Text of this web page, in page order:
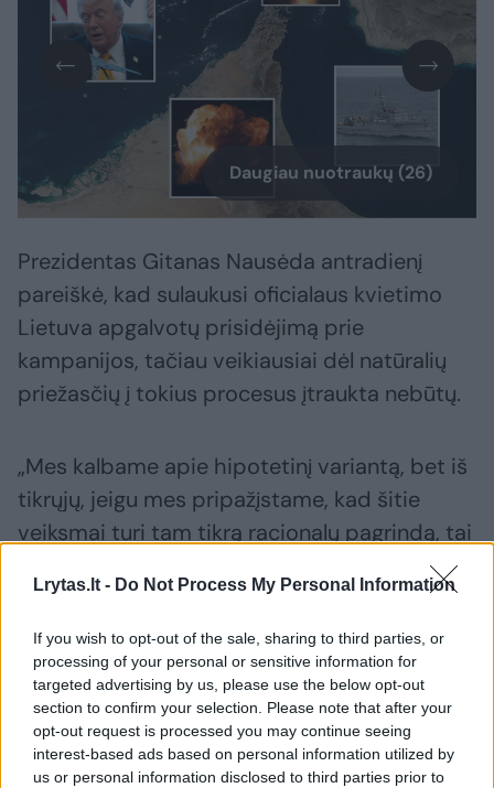
Lrytas.lt - Do Not Process My Personal Information
If you wish to opt-out of the sale, sharing to third parties, or
processing of your personal or sensitive information for
targeted advertising by us, please use the below opt-out
section to confirm your selection. Please note that after your
opt-out request is processed you may continue seeing
interest-based ads based on personal information utilized by
us or personal information disclosed to third parties prior to
Daugiau nuotraukų (26)
Prezidentas Gitanas Nausėda antradienį
pareiškė, kad sulaukusi oficialaus kvietimo
Lietuva apgalvotų prisidėjimą prie
kampanijos, tačiau veikiausiai dėl natūralių
priežasčių į tokius procesus įtraukta nebūtų.
„Mes kalbame apie hipotetinį variantą, bet iš
tikrųjų, jeigu mes pripažįstame, kad šitie
veiksmai turi tam tikrą racionalų pagrindą, tai
Lietuva, kaip artimas NATO sąjungininkas, JAV
sąjungininkas, galvotų apie galimą
prisidėjimą“, – antradienį „Verslo žinių“
tinklalaidėje teigė G. Nausėda.
Tuo metu Lietuvos reikalų ministras Kęstutis
Budrys pareiškė, kad gavusios prašymą